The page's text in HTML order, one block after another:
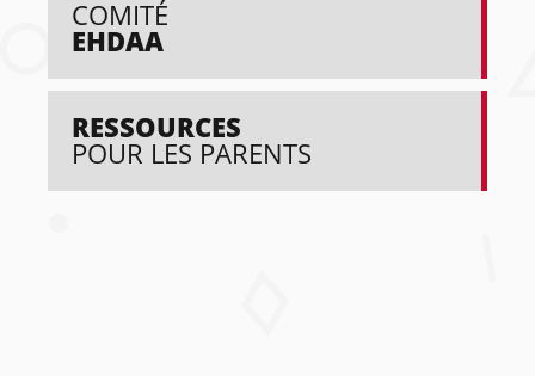
COMITÉ
EHDAA
RESSOURCES
POUR LES PARENTS